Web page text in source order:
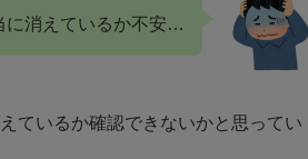
に消えているか不安…
ているか確認できないかと思ってい